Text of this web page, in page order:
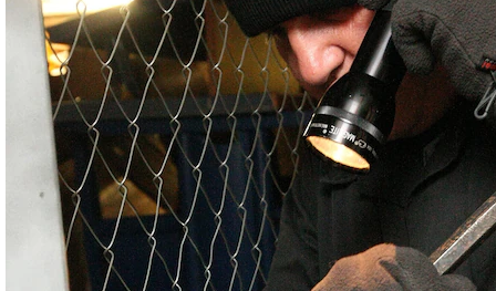
© Krone Multimedia GmbH & Co KG 2026
Muthgasse 2, 1190 Wien